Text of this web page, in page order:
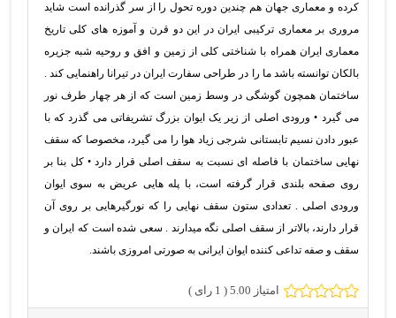
کرده و معماری جهان هم چندین دوره تحول را از سر گذرانده است شاید
مروری بر معماری ترکیبی ایران در این دو قرن و آموزه های کلی تاریخ
معماری ایران همراه با شناختی کلی از زمین و افق و روحیه شبه جزیره
بالكان توانسته باشد ما را در طراحی سفارت ایران در تیرانا راهنمایی کند .
ساختمان همچون گوشگی در وسط زمین است که از هر چهار طرف نور
می گیرد • ورودی اصلی از زیر یک ایوان بزرگ تشریفاتی می گذرد که با
عبور دادن نسیم تابستانی شرجی زیاد هوا را می گیرد، مخصوصا که سقف
نهایی ساختمان با فاصله ای نسبت به سقف اصلی قرار دارد • کل بنا بر
روی صفحه بلندی قرار گرفته است، با پله هایی عریض به سوی ایوان
ورودی اصلی . تعدادی ستون سقف نهایی را که نورگیرهایی بر روی آن
قرار دارند، بالاتر از سقف اصلی نگه میدارند . سعی شده است که ایران و
سقف و صفه تداعی کننده ایوان ایرانی به صورتی امروزی باشند.
امتیاز 5.00 ( 1 رای )